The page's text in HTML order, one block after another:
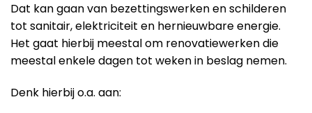
Dat kan gaan van bezettingswerken en schilderen
tot sanitair, elektriciteit en hernieuwbare energie.
Het gaat hierbij meestal om renovatiewerken die
meestal enkele dagen tot weken in beslag nemen.
Denk hierbij o.a. aan: